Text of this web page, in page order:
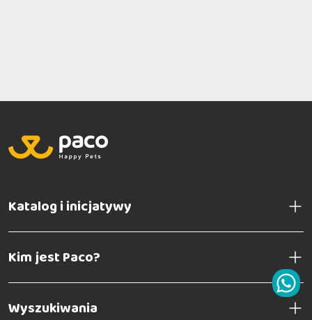
Katalog i inicjatywy
Kim jest Paco?
Wyszukiwania